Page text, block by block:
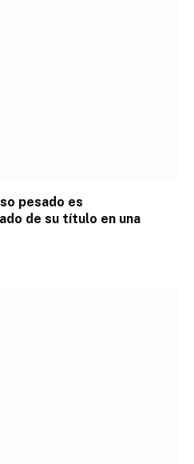
pesado es
de su título en una